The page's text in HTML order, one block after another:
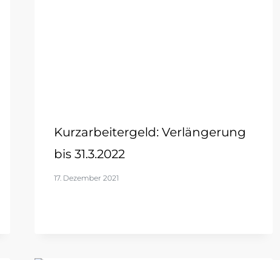
Kurzarbeitergeld: Verlängerung
bis 31.3.2022
17. Dezember 2021